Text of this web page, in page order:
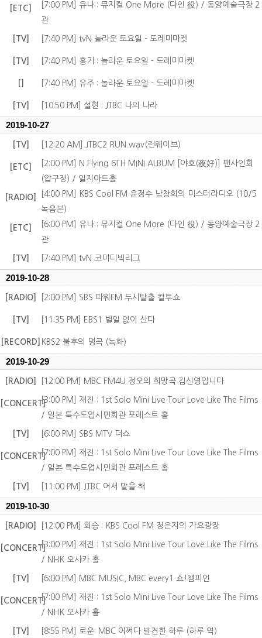
[ETC]
[7:00 PM] 유나 : 뮤지컬 One More (다인 役) / 동양예술극장 2
관
[TV] [7:40 PM] tvN 놀라운 토요일 - 도레미마켓
[TV] [7:40 PM] 홍기 : 놀라운 토요일 - 도레미마켓
[7:40 PM] 유주 : 놀라운 토요일 - 도레미마켓
[TV] [10:50 PM] 설현 : JTBC 나의 나라
2019-10-27
[TV] [12:20 AM] JTBC2 RUN.wav(런웨이브)
[ETC]
[2:00 PM] N.Flying 6TH MINI ALBUM [야호(夜好)] 팬사인회
(압구정) / 일지아트홀
[RADIO]
[4:00 PM] KBS Cool FM 윤정수 남창희의 미스터라디오 (10/5
녹음본)
[ETC]
[6:00 PM] 유나 : 뮤지컬 One More (다인 役) / 동양예술극장 2
관
[TV] [7:40 PM] tvN 코미디빅리그
2019-10-28
[RADIO] [2:00 PM] SBS 파워FM 두시탈출 컬투쇼
[TV] [11:35 PM] EBS1 별일 없이 산다
[RECORD] KBS2 불후의 명곡 (녹화)
2019-10-29
[RADIO] [12:00 PM] MBC FM4U 정오의 희망곡 김신영입니다
[CONCERT][3:00 PM] 재진 : 1st Solo Mini Live Tour Love Like The Films
/ 일본 특수도업시민회관 포레스트 홀
[TV] [6:00 PM] SBS MTV 더쇼
[CONCERT][7:00 PM] 재진 : 1st Solo Mini Live Tour Love Like The Films
/ 일본 특수도업시민회관 포레스트 홀
[TV] [11:00 PM] JTBC 어서 말을 해
2019-10-30
[RADIO] [12:00 PM] 회승 : KBS Cool FM 정은지의 가요광장
[CONCERT][3:00 PM] 재진 : 1st Solo Mini Live Tour Love Like The Films
/ NHK 오사카 홀
[TV] [6:00 PM] MBC MUSIC, MBC every1 쇼!챔피언
[CONCERT][7:00 PM] 재진 : 1st Solo Mini Live Tour Love Like The Films
/ NHK 오사카 홀
[TV] [8:55 PM] 로운: MBC 어쩌다 발견한 하루 (하루 역)